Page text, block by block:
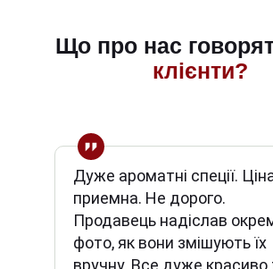
Що про нас
клієнти?
Дуже ароматні спеції.
приемна. Не дорого.
Продавець надіслав
фото, як вони змішують їх